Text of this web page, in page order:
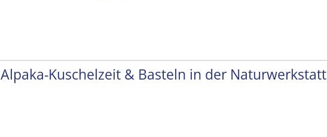
Alpaka-Kuschelzeit & Basteln in der Naturwerkstatt